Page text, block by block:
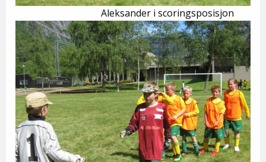
Aleksander i scoringsposisjon